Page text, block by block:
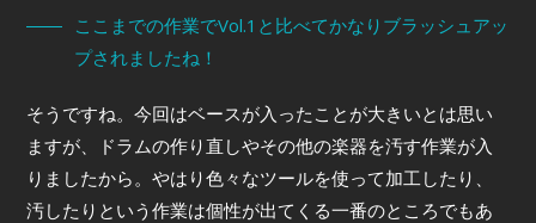
ここまでの作業でVol.1と比べてかなりブラッシュアッ
プされましたね！
そうですね。今回はベースが入ったことが大きいとは思い
ますが、ドラムの作り直しやその他の楽器を汚す作業が入
りましたから。やはり色々なツールを使って加工したり、
汚したりという作業は個性が出てくる一番のところでもあ